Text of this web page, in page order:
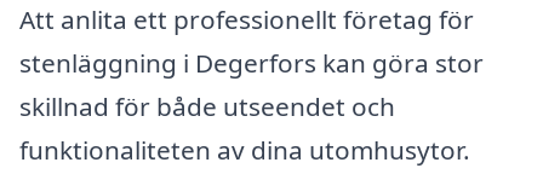
Att anlita ett professionellt företag för
stenläggning i Degerfors kan göra stor
skillnad för både utseendet och
funktionaliteten av dina utomhusytor.